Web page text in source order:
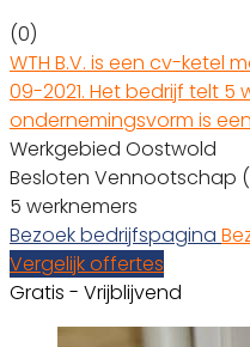
(0)
WTH B.V. is een cv-ketel
09-2021. Het bedrijf telt 5
ondernemingsvorm is
Werkgebied Oostwold
Besloten Vennootschap
5 werknemers
Bezoek bedrijfspagina
Vergelijk offertes
Gratis - Vrijblijvend